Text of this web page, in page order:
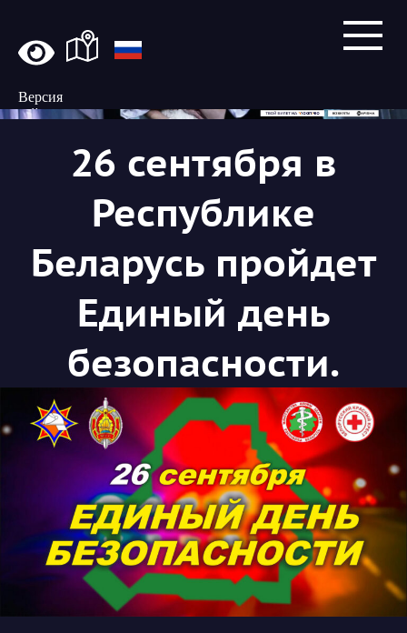
Версия
сайта
слабовидящих26 сентября в
Республике
Беларусь пройдет
Единый день
безопасности.